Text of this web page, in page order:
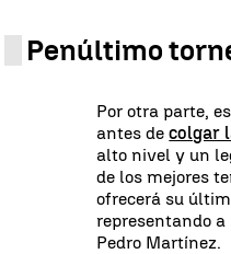
Penúltimo
Por otra parte,
antes decolgar
alto nivel y un
de los mejores
ofrecerá su
representando
Pedro Martínez.